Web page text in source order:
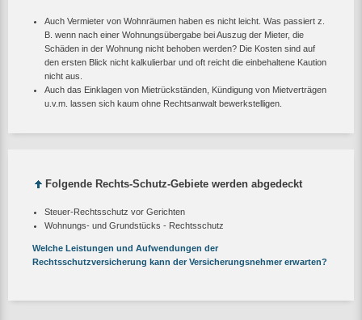
Auch Vermieter von Wohnräumen haben es nicht leicht. Was passiert z.
B. wenn nach einer Wohnungsübergabe bei Auszug der Mieter, die
Schäden in der Wohnung nicht behoben werden? Die Kosten sind auf
den ersten Blick nicht kalkulierbar und oft reicht die einbehaltene Kaution
nicht aus.
Auch das Einklagen von Mietrückständen, Kündigung von Mietverträgen
u.v.m. lassen sich kaum ohne Rechtsanwalt bewerkstelligen.
Folgende Rechts-Schutz-Gebiete werden abgedeckt
Steuer-Rechtsschutz vor Gerichten
Wohnungs- und Grundstücks - Rechtsschutz
Welche Leistungen und Aufwendungen der
Rechtsschutzversicherung kann der Versicherungsnehmer erwarten?